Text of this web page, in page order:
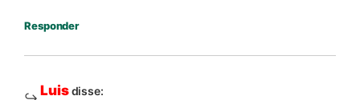
Responder
Luisdisse: